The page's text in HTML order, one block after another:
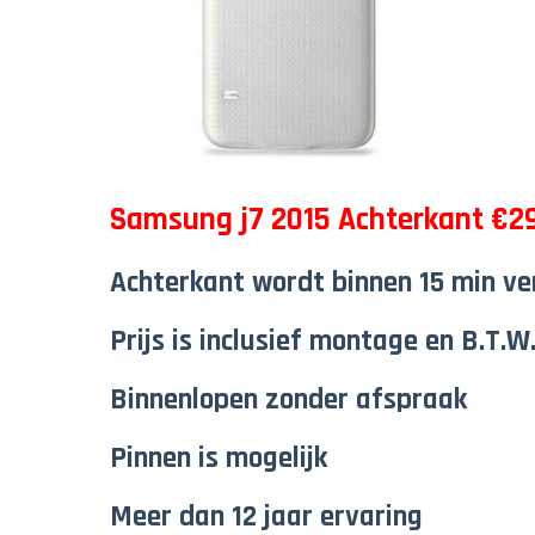
Samsung j7 2015 Achterkant
Achterkant wordt binnen 15 min
Prijs is inclusief montage en B.T.W.
Binnenlopen zonder afspraak
Pinnen is mogelijk
Meer dan 12 jaar ervaring